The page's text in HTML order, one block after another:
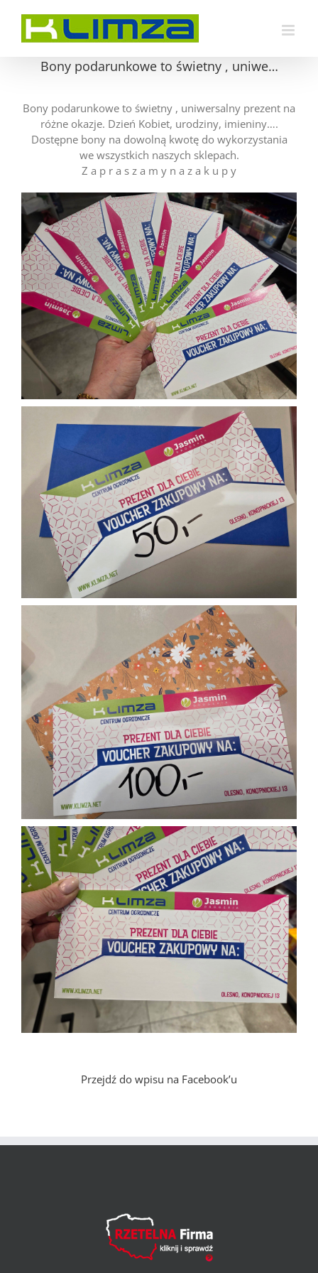
zawartości
Bony podarunkowe to świetny , uniwe…
Bony podarunkowe to świetny , uniwersalny prezent na
różne okazje. Dzień Kobiet, urodziny, imieniny….
Dostępne bony na dowolną kwotę do wykorzystania
we wszystkich naszych sklepach.
Z a p r a s z a m y n a z a k u p y
Przejdź do wpisu na Facebook’u